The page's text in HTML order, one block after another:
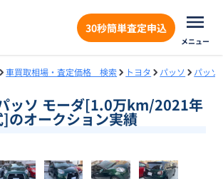
30秒簡単査定申込
メニュー
車買取相場・査定価格 検索 トヨタ パッソ パッソ
ッソ モーダ[1.0万km/2021年
]のオークション実績
1/18